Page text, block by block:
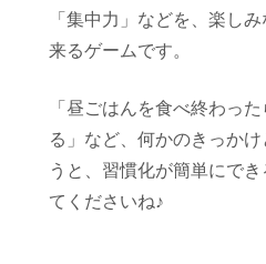
「集中力」などを、楽し
来るゲームです。
「昼ごはんを食べ終わっ
る」など、何かのきっか
うと、習慣化が簡単にで
てくださいね♪